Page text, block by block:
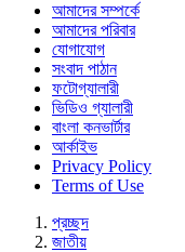
আমাদের সম্পর্কে
আমাদের পরিবার
যোগাযোগ
সংবাদ পাঠান
ফটোগ্যালারী
ভিডিও গ্যালারী
বাংলা কনভার্টার
আর্কাইভ
Privacy Policy
Terms of Use
প্রচ্ছদ
জাতীয়